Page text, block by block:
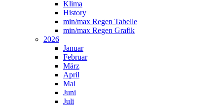
Klima
History
min/max Regen Tabelle
min/max Regen Grafik
2026
Januar
Februar
März
April
Mai
Juni
Juli